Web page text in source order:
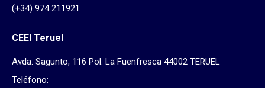
(+34) 974 211921
CEEI Teruel
Avda. Sagunto, 116 Pol. La Fuenfresca 44002 TERUEL
Teléfono: